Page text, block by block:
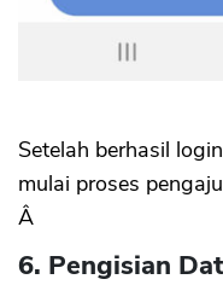
Setelah berhasil
mulai proses
Â
6. Pengisian